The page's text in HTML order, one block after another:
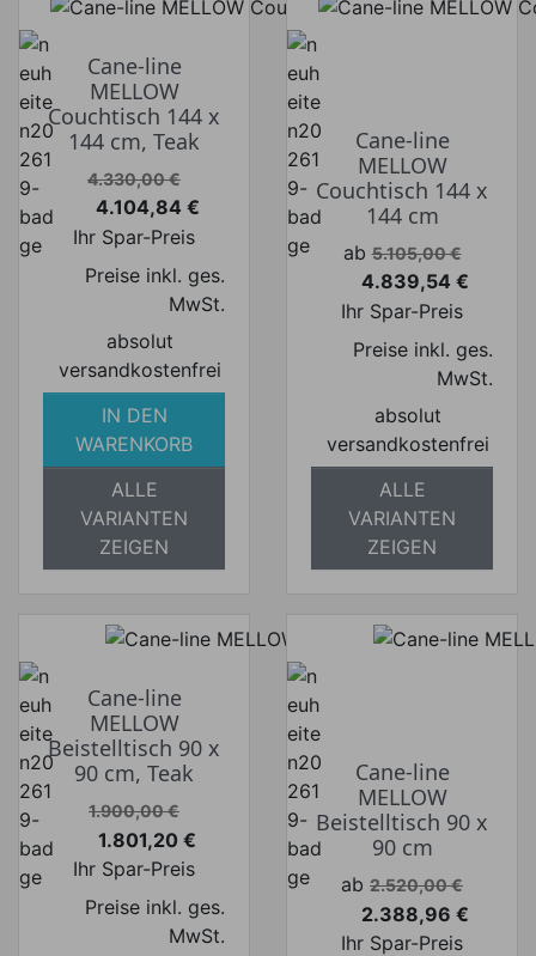
Cane-line
MELLOW
Couchtisch 144 x
144 cm, Teak
Verkaufspreis
4.330,00 €
Preis
4.104,84 €
Ihr Spar-Preis
Preise inkl. ges.
MwSt.
absolut
versandkostenfrei
IN DEN
WARENKORB
ALLE
VARIANTEN
ZEIGEN
Cane-line
MELLOW
Couchtisch 144 x
144 cm
Verkaufspreis
ab 5.105,00 €
Preis
4.839,54 €
Ihr Spar-Preis
Preise inkl. ges.
MwSt.
absolut
versandkostenfrei
ALLE
VARIANTEN
ZEIGEN
Cane-line
MELLOW
Beistelltisch 90 x
90 cm, Teak
Verkaufspreis
1.900,00 €
Preis
1.801,20 €
Ihr Spar-Preis
Preise inkl. ges.
MwSt.
Cane-line
MELLOW
Beistelltisch 90 x
90 cm
Verkaufspreis
ab 2.520,00 €
Preis
2.388,96 €
Ihr Spar-Preis